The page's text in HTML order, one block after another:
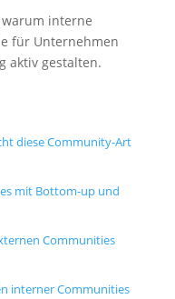
interne
für Unternehmen
aktiv gestalten.
diese Community-Art
mit Bottom-up und
Communities
interner Communities